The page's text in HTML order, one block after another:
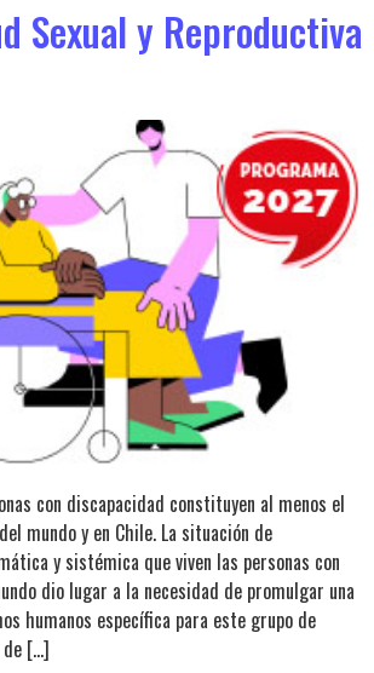
Sexual y Reproductiva
con discapacidad constituyen al menos el
mundo y en Chile. La situación de
y sistémica que viven las personas con
dio lugar a la necesidad de promulgar una
humanos específica para este grupo de
de […]